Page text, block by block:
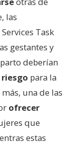
las
Task
gestantes y
deberían
para la
una de las
ofrecer
que
estas